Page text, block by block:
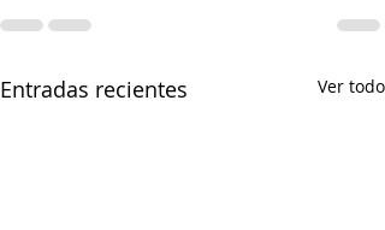
Entradas recientes Ver todo